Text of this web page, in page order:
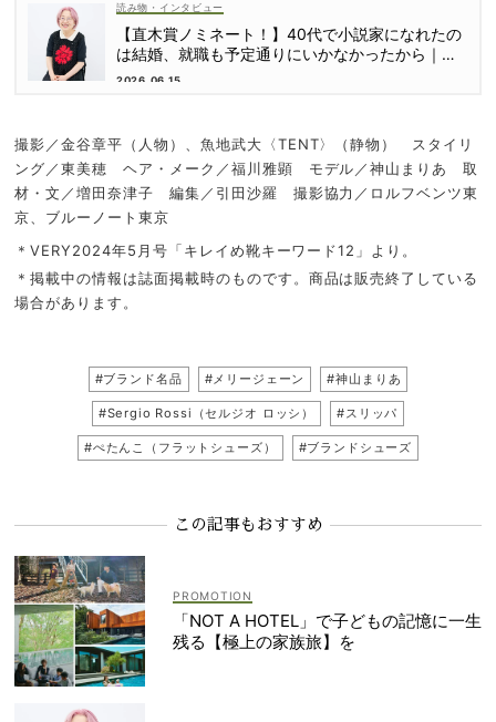
読み物・インタビュー
【直木賞ノミネート！】40代で小説家になれたの
は結婚、就職も予定通りにいかなかったから｜朝
倉かすみさん
2026.06.15
撮影／金谷章平（人物）、魚地武大〈TENT〉（静物） スタイリ
ング／東美穂 ヘア・メーク／福川雅顕 モデル／神山まりあ 取
材・文／増田奈津子 編集／引田沙羅 撮影協力／ロルフベンツ東
京、ブルーノート東京
＊VERY2024年5月号「キレイめ靴キーワード12」より。
＊掲載中の情報は誌面掲載時のものです。商品は販売終了している
場合があります。
#ブランド名品 #メリージェーン #神山まりあ
#Sergio Rossi（セルジオ ロッシ） #スリッパ
#ぺたんこ（フラットシューズ） #ブランドシューズ
この記事もおすすめ
「NOT A HOTEL」で子どもの記憶に一生
残る【極上の家族旅】を